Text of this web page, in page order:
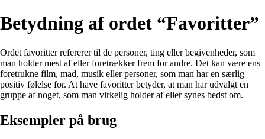
Betydning af ordet “Favoritter”
Ordet favoritter refererer til de personer, ting eller begivenheder, som
man holder mest af eller foretrækker frem for andre. Det kan være ens
foretrukne film, mad, musik eller personer, som man har en særlig
positiv følelse for. At have favoritter betyder, at man har udvalgt en
gruppe af noget, som man virkelig holder af eller synes bedst om.
Eksempler på brug